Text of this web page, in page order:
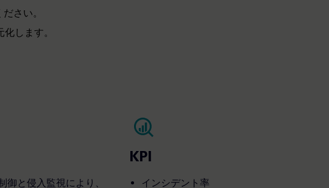
さい。
します。
御と侵入監視により、
KPI
インシデント率